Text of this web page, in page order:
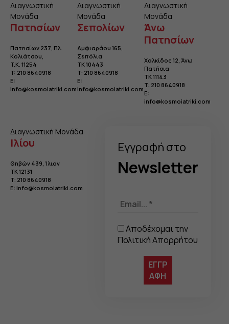
Διαγνωστική
Μονάδα
Πατησίων
Πατησίων 237, Πλ.
Κολιάτσου,
T.K. 11254
T: 210 8640918
E:
info@kosmoiatriki.com
Διαγνωστική
Μονάδα
Σεπολίων
Αμφιαράου 165,
Σεπόλια
TK 10443
Τ: 210 8640918
E:
info@kosmoiatriki.com
Διαγνωστική
Μονάδα
Άνω
Πατησίων
Χαλκίδος 12, Άνω
Πατήσια
TK 11143
Τ: 210 8640918
E:
info@kosmoiatriki.com
Διαγνωστική Μονάδα
Ιλίου
Θηβών 439, Ίλιον
TK 12131
Τ: 210 8640918
E: info@kosmoiatriki.com
Eγγραφή στo
Newsletter
Αποδέχομαι την
Πολιτική Απορρήτου